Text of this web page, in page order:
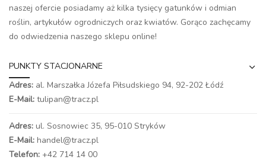
naszej ofercie posiadamy aż kilka tysięcy gatunków i odmian
roślin, artykułów ogrodniczych oraz kwiatów. Gorąco zachęcamy
do odwiedzenia naszego sklepu online!
PUNKTY STACJONARNE
Adres: al. Marszałka Józefa Piłsudskiego 94, 92-202 Łódź
E-Mail: tulipan@tracz.pl
Adres: ul. Sosnowiec 35, 95-010 Stryków
E-Mail: handel@tracz.pl
Telefon: +42 714 14 00